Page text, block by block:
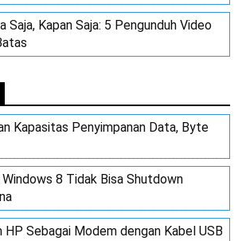
Saja, Kapan Saja: 5 Pengunduh Video
Kapasitas Penyimpanan Data, Byte
8 Tidak Bisa Shutdown
HP Sebagai Modem dengan Kabel USB